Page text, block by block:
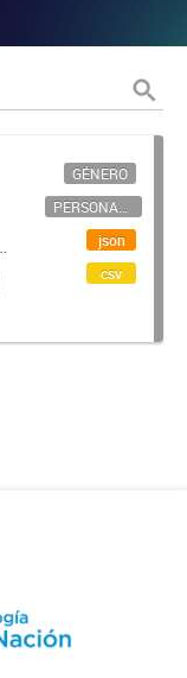
GÉNERO
PERSONAL CIENTÍFICO-TECNOLÓGICO
json
csv